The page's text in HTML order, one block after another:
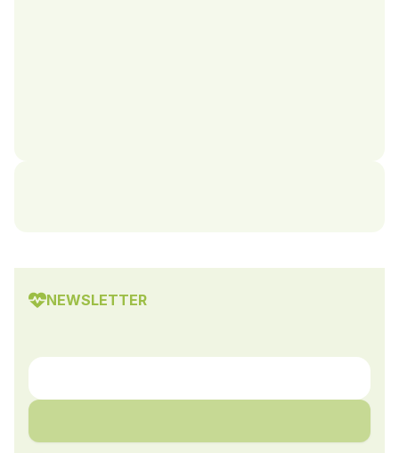
NEWSLETTER